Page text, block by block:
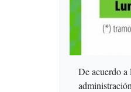
De acuerdo a